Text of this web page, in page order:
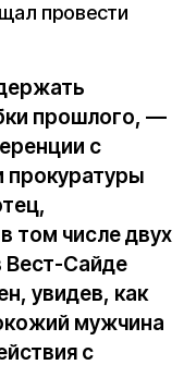
провести
прошлого, —
с
прокуратуры
том числе двух
Вест-Сайде
увидев, как
мужчина
с